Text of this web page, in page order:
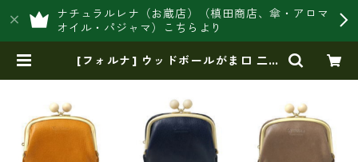
ナチュラルレナ（お蔵店）（槙田商店、傘・アロマ
オイル・パジャマ）こちらより
[フォルナ] ウッドボールがま口 二つ
バッグ財布 専門店】レナ ジャパ
ンメイド ショップ